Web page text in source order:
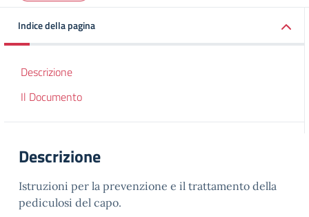
Indice della pagina
Descrizione
Il Documento
Descrizione
Istruzioni per la prevenzione e il trattamento della
pediculosi del capo.